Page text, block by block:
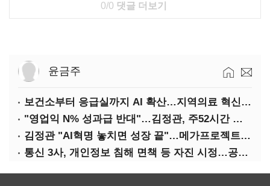
0/0 댓글 더보기
윤금주
보건소부터 응급실까지 AI 확산…지역의료 혁신 본격화
"영업익 N% 성과급 반대"…김정관, 주52시간 손질 예고
김정관 "AI혁명 놓치면 성장 끝"…메가프로젝트·메가특구 속도전
통신 3사, 개인정보 침해 면책 등 자진 시정…공정위 "이용자 권리 강화"